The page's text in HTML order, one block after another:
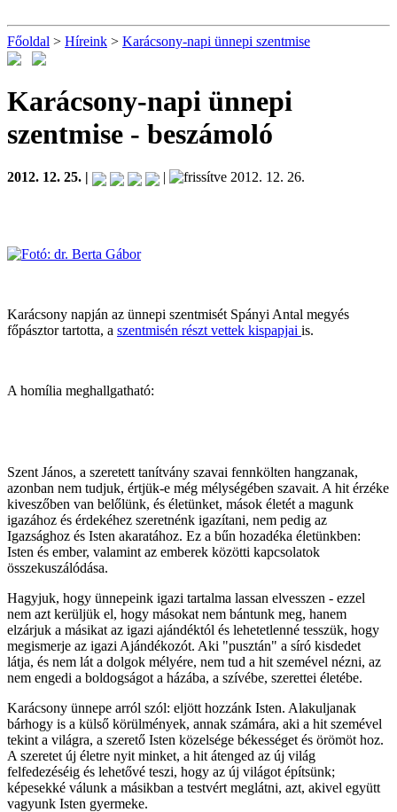
Főoldal > Híreink > Karácsony-napi ünnepi szentmise
Karácsony-napi ünnepi
szentmise - beszámoló
2012. 12. 25. | | 2012. 12. 26.
Karácsony napján az ünnepi szentmisét Spányi Antal megyés
főpásztor tartotta, a szentmisén részt vettek kispapjai is.
A homília meghallgatható:
Szent János, a szeretett tanítvány szavai fennkölten hangzanak,
azonban nem tudjuk, értjük-e még mélységében szavait. A hit érzéke
kiveszőben van belőlünk, és életünket, mások életét a magunk
igazához és érdekéhez szeretnénk igazítani, nem pedig az
Igazsághoz és Isten akaratához. Ez a bűn hozadéka életünkben:
Isten és ember, valamint az emberek közötti kapcsolatok
összekuszálódása.
Hagyjuk, hogy ünnepeink igazi tartalma lassan elvesszen - ezzel
nem azt kerüljük el, hogy másokat nem bántunk meg, hanem
elzárjuk a másikat az igazi ajándéktól és lehetetlenné tesszük, hogy
megismerje az igazi Ajándékozót. Aki "pusztán" a síró kisdedet
látja, és nem lát a dolgok mélyére, nem tud a hit szemével nézni, az
nem engedi a boldogságot a házába, a szívébe, szerettei életébe.
Karácsony ünnepe arról szól: eljött hozzánk Isten. Alakuljanak
bárhogy is a külső körülmények, annak számára, aki a hit szemével
tekint a világra, a szerető Isten közelsége békességet és örömöt hoz.
A szeretet új életre nyit minket, a hit átenged az új világ
felfedezéséig és lehetővé teszi, hogy az új világot építsünk;
képesekké válunk a másikban a testvért meglátni, azt, akivel együtt
vagyunk Isten gyermeke.